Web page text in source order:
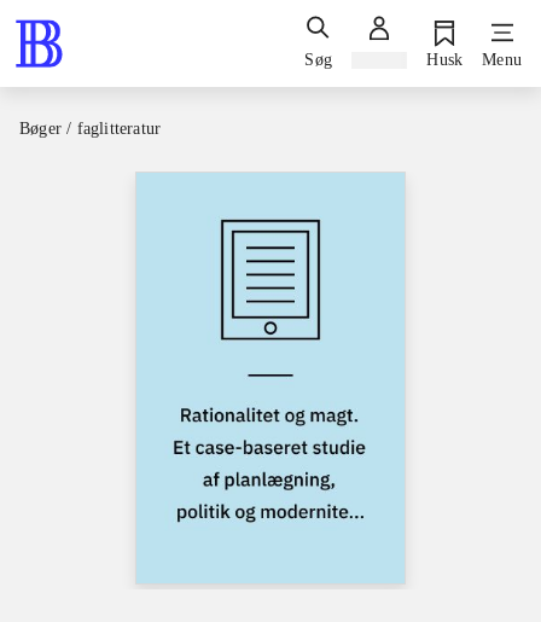
Søg Husk Menu
Bøger / faglitteratur